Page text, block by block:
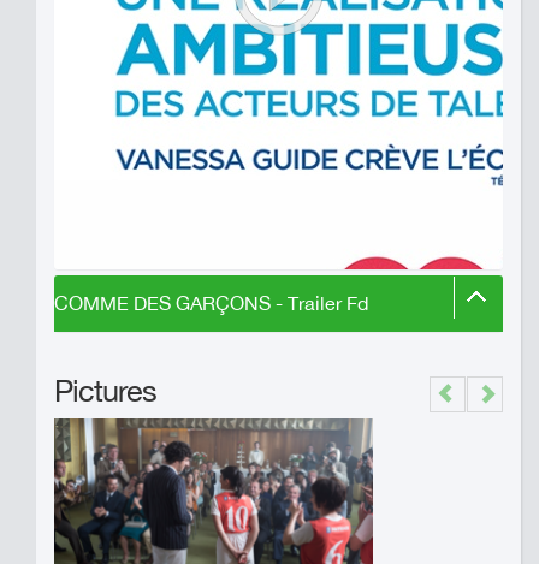
COMME DES GARÇONS - Trailer Fd
Pictures Previous
Next